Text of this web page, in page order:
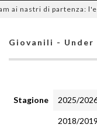
nastri di partenza:
Giovanili - Under
Stagione 2025/
2018/2019